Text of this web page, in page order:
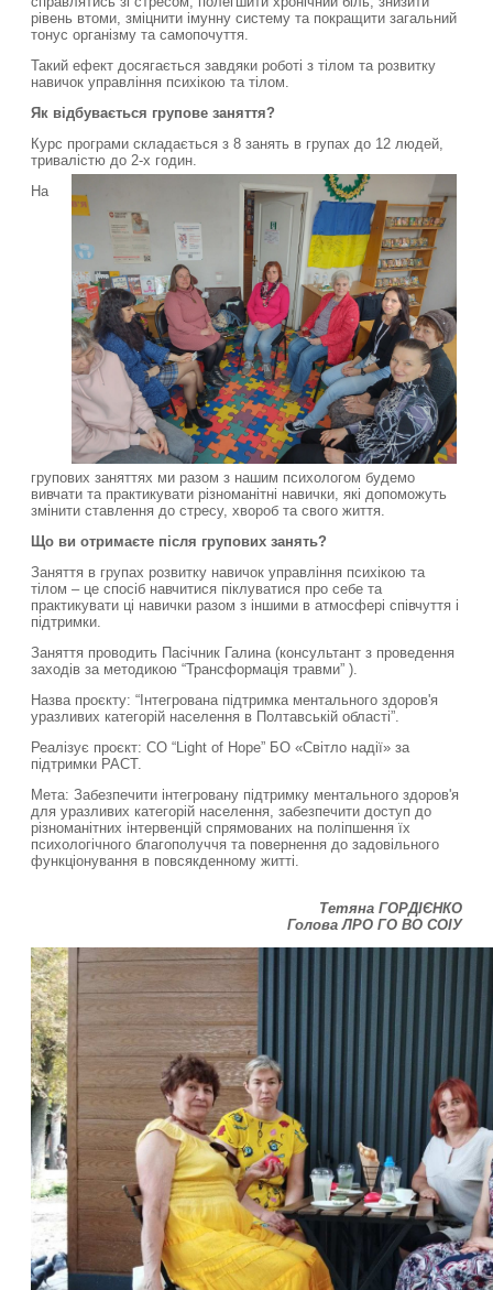
рівень втоми, зміцнити імунну систему та покращити загальний
тонус організму та самопочуття.
Такий ефект досягається завдяки роботі з тілом та розвитку
навичок управління психікою та тілом.
Як відбувається групове заняття?
Курс програми складається з 8 занять в групах до 12 людей,
тривалістю до 2-х годин.
На
групових заняттях ми разом з нашим психологом будемо
вивчати та практикувати різноманітні навички, які допоможуть
змінити ставлення до стресу, хвороб та свого життя.
Що ви отримаєте після групових занять?
Заняття в групах розвитку навичок управління психікою та
тілом – це спосіб навчитися піклуватися про себе та
практикувати ці навички разом з іншими в атмосфері співчуття і
підтримки.
Заняття проводить Пасічник Галина (консультант з проведення
заходів за методикою “Трансформація травми” ).
Назва проєкту: “Інтегрована підтримка ментального здоров'я
уразливих категорій населення в Полтавській області”.
Реалізує проєкт: CO “Light of Hope” БО «Світло надії» за
підтримки PACT.
Мета: Забезпечити інтегровану підтримку ментального здоров'я
для уразливих категорій населення, забезпечити доступ до
різноманітних інтервенцій спрямованих на поліпшення їх
психологічного благополуччя та повернення до задовільного
функціонування в повсякденному житті.
Тетяна ГОРДІЄНКО
Голова ЛРО ГО ВО СОІУ